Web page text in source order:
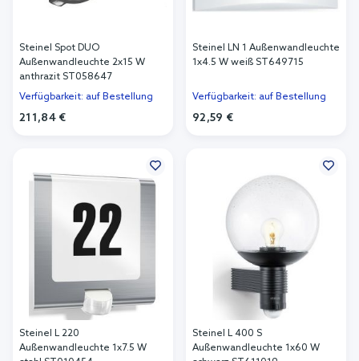
Steinel Spot DUO
Außenwandleuchte 2x15 W
anthrazit ST058647
Verfügbarkeit: auf Bestellung
211,84 €
Steinel LN 1 Außenwandleuchte
1x4.5 W weiß ST649715
Verfügbarkeit: auf Bestellung
92,59 €
Steinel L 220
Außenwandleuchte 1x7.5 W
Steinel L 400 S
Außenwandleuchte 1x60 W